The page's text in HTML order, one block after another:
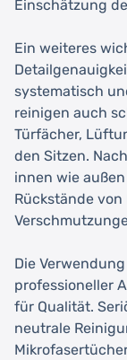
Einschätzung
Ein weiteres
systematisch
reinigen auch
Türfächer,
den Sitzen.
innen wie
Rückstände
Die
professioneller
für Qualität.
neutrale